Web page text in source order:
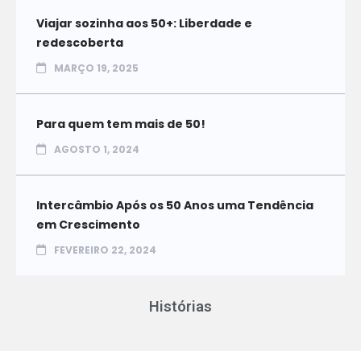
Viajar sozinha aos 50+: Liberdade e
redescoberta
MARÇO 19, 2025
Para quem tem mais de 50!
AGOSTO 1, 2024
Intercâmbio Após os 50 Anos uma Tendência
em Crescimento
FEVEREIRO 22, 2024
Histórias